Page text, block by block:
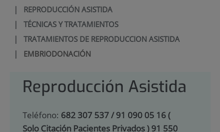
| REPRODUCCIÓN ASISTIDA
| TÉCNICAS Y TRATAMIENTOS
| TRATAMIENTOS DE REPRODUCCION ASISTIDA
| EMBRIODONACIÓN
Reproducción Asistida
Teléfono: 682 307 537 / 91 090 05 16 (
Solo Citación Pacientes Privados ) 91 550